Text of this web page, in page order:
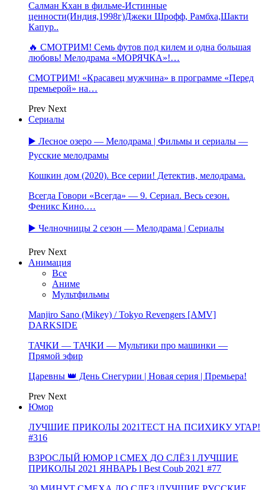
Салман Кхан в фильме-Истинные
ценности(Индия,1998г)Джеки Шрофф, Рамбха,Шакти
Капур..
🔥 СМОТРИМ! Семь футов под килем и одна большая
любовь! Мелодрама «МОРЯЧКА»!…
СМОТРИМ! «Красавец мужчина» в программе «Перед
премьерой» на…
Prev Next
Сериалы
▶️ Лесное озеро — Мелодрама | Фильмы и сериалы —
Русские мелодрамы
Кошкин дом (2020). Все серии! Детектив, мелодрама.
Всегда Говори «Всегда» — 9. Сериал. Весь сезон.
Феникс Кино.…
▶️ Челночницы 2 сезон — Мелодрама | Сериалы
Prev Next
Анимация
Все
Аниме
Мультфильмы
Manjiro Sano (Mikey) / Tokyo Revengers [AMV]
DARKSIDE
ТАЧКИ — ТАЧКИ — Мультики про машинки —
Прямой эфир
Царевны 👑 День Снегурии | Новая серия | Премьера!
Prev Next
Юмор
ЛУЧШИЕ ПРИКОЛЫ 2021ТЕСТ НА ПСИХИКУ УГАР!
#316
ВЗРОСЛЫЙ ЮМОР l СМЕХ ДО СЛЁЗ l ЛУЧШИЕ
ПРИКОЛЫ 2021 ЯНВАРЬ l Best Coub 2021 #77